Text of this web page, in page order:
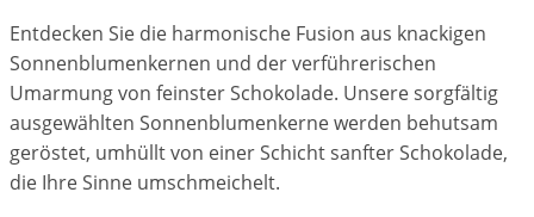
Entdecken Sie die harmonische Fusion aus knackigen
Sonnenblumenkernen und der verführerischen
Umarmung von feinster Schokolade. Unsere sorgfältig
ausgewählten Sonnenblumenkerne werden behutsam
geröstet, umhüllt von einer Schicht sanfter Schokolade,
die Ihre Sinne umschmeichelt.